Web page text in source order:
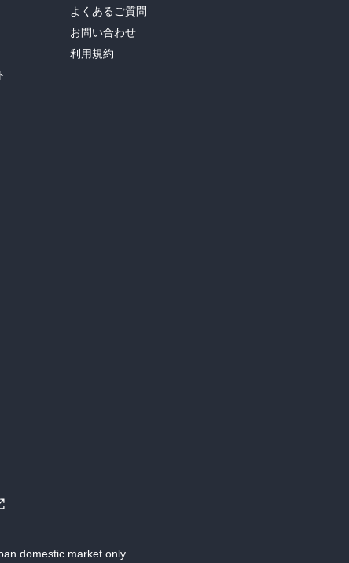
よくあるご質問
お問い合わせ
利用規約
domestic market only